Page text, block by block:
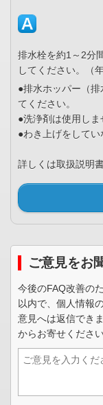
排水栓を約1～2分
してください。（
●排水ホッパー（
てください。
●洗浄剤は使用しま
●わき上げをしてい
詳しくは取扱説明
ご意見をお
今後のFAQ改善の
以内で、個人情報
意見へは返信でき
からお寄せください